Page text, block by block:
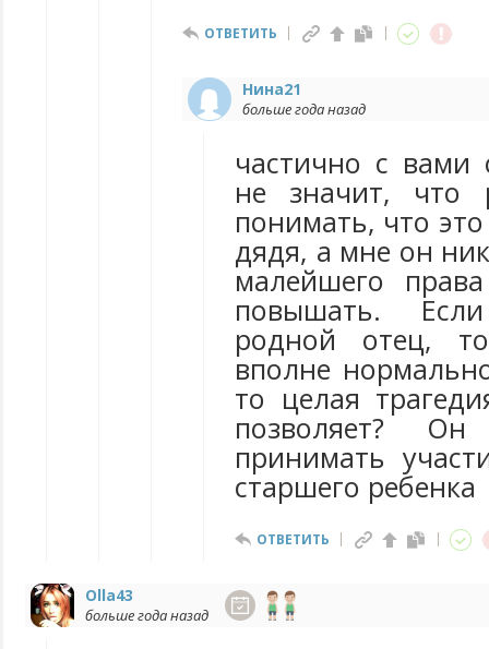
ОТВЕТИТЬ
Нина21
больше года назад
частично с вами
не значит, что
понимать, что
дядя, а мне он
малейшего
повышать.
родной отец,
вполне
то целая
позволяет?
принимать
старшего ребенка
ОТВЕТИТЬ
Olla43
больше года назад